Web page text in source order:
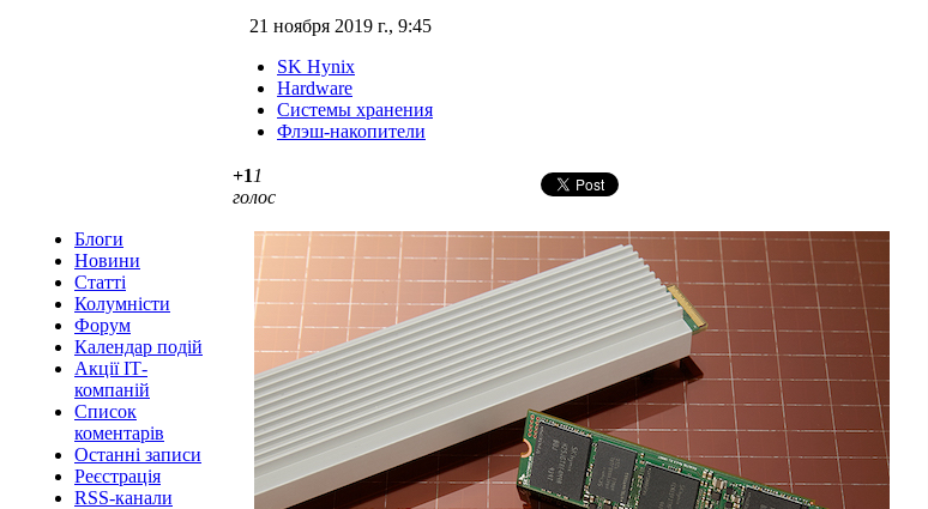
Блоги
Новини
Статті
Колумністи
Форум
Календар подій
Акції ІТ-
компаній
Список
коментарів
Останні записи
Реєстрація
RSS-канали
21 ноября 2019 г., 9:45
SK Hynix
Hardware
Системы хранения
Флэш-накопители
+1 1
голос